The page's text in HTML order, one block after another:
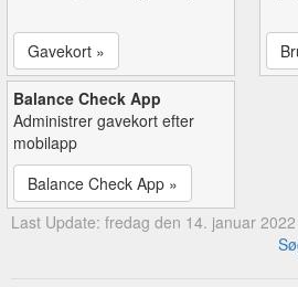
Gavekort »
Balance Check App
Administrer gavekort efter
mobilapp
Balance Check App »
Last Update: fredag den 14. januar 2022